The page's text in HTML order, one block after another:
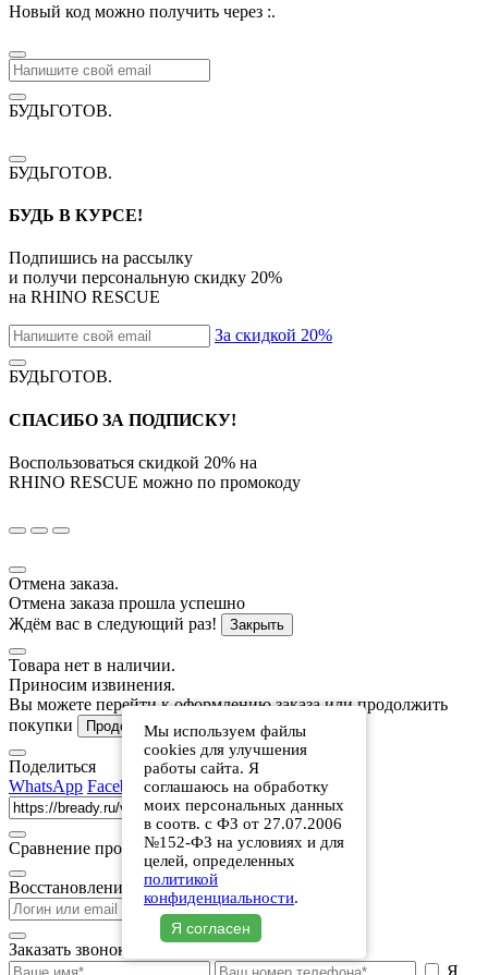
Новый код можно получить через :.
БУДЬГОТОВ.
БУДЬГОТОВ.
БУДЬ В КУРСЕ!
Подпишись на рассылку
и получи персональную скидку 20%
на RHINO RESCUE
За скидкой 20%
БУДЬГОТОВ.
СПАСИБО ЗА ПОДПИСКУ!
Воспользоваться скидкой 20% на
RHINO RESCUE можно по промокоду
Отмена заказа.
Отмена заказа прошла успешно
Ждём вас в следующий раз!
Закрыть
Товара нет в наличии.
Приносим извинения.
Вы можете перейти к оформлению заказа или продолжить
покупки
Продолжить покупки В корзину
Поделиться
WhatsApp Facebook Twitter Telegram VK
Копировать
Сравнение производителей готовых блюд
Восстановление пароля
Восстановить
Заказать звонок
Мы используем файлы
cookies для улучшения
работы сайта. Я
соглашаюсь на обработку
моих персональных данных
в соотв. с ФЗ от 27.07.2006
№152-ФЗ на условиях и для
целей, определенных
политикой
конфиденциальности.
Я согласен